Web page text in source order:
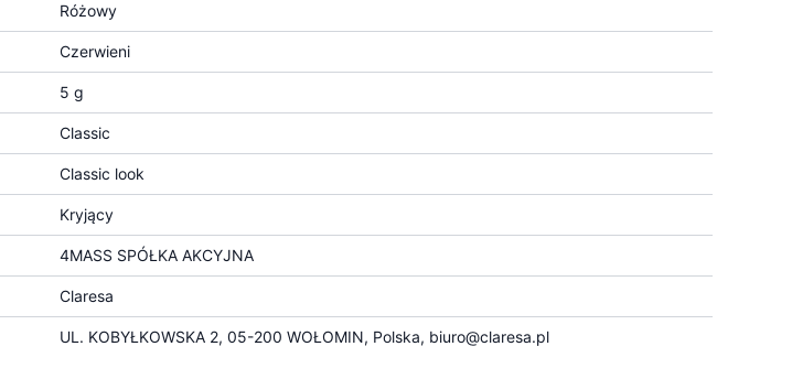
Różowy
Czerwieni
5 g
Classic
Classic look
Kryjący
4MASS SPÓŁKA AKCYJNA
Claresa
UL. KOBYŁKOWSKA 2, 05-200 WOŁOMIN, Polska, biuro@claresa.pl